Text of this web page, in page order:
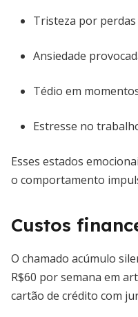
Tristeza por perdas
Ansiedade
Tédio em
Estresse no
Esses estados
o comportamento
Custos
O chamado acúmulo
R$60 por semana em
cartão de crédito com